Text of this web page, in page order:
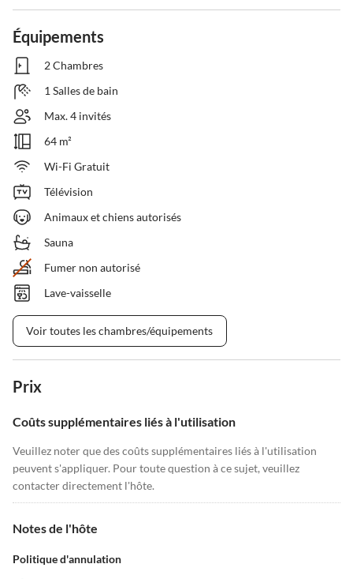
Équipements
2 Chambres
1 Salles de bain
Max. 4 invités
64 m²
Wi-Fi Gratuit
Télévision
Animaux et chiens autorisés
Sauna
Fumer non autorisé
Lave-vaisselle
Voir toutes les chambres/équipements
Prix
Coûts supplémentaires liés à l'utilisation
Veuillez noter que des coûts supplémentaires liés à l'utilisation
peuvent s'appliquer. Pour toute question à ce sujet, veuillez
contacter directement l'hôte.
Notes de l'hôte
Politique d'annulation